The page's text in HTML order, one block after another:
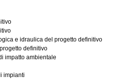
e idraulica del progetto definitivo
definitivo
impatto ambientale
impianti